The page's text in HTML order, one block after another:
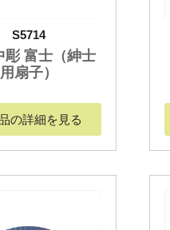
S5714
彫 富士（紳士
用扇子）
の詳細を見る